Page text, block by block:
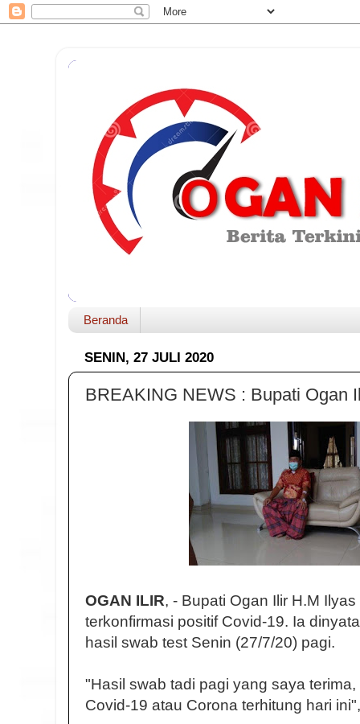
Beranda
SENIN, 27 JULI 2020
BREAKING NEWS : Bupati Ogan
OGAN ILIR, - Bupati Ogan Ilir H.M
terkonfirmasi positif Covid-19. Ia
hasil swab test Senin (27/7/20) pagi.
"Hasil swab tadi pagi yang saya
Covid-19 atau Corona terhitung hari